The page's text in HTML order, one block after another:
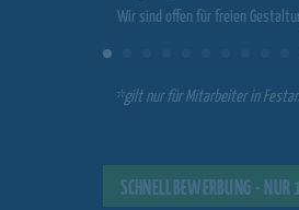
Wir sind offen für freien
*gilt nur für Mitarbeiter in
SCHNELLBEWERBUNG - NUR